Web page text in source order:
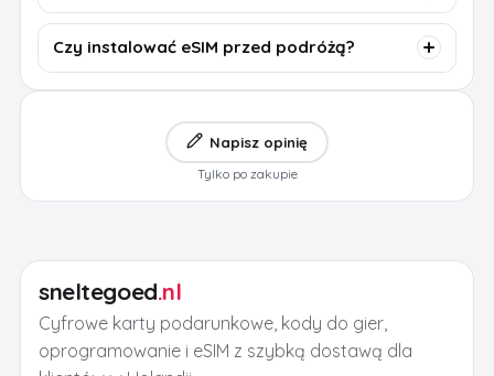
Czy instalować eSIM przed podróżą?
Napisz opinię
Tylko po zakupie
sneltegoed.nl
Cyfrowe karty podarunkowe, kody do gier,
oprogramowanie i eSIM z szybką dostawą dla